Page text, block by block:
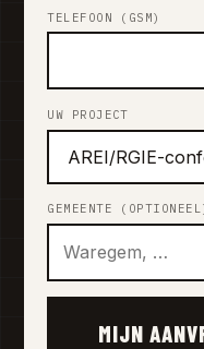
TELEFOON (GSM)
UW PROJECT
GEMEENTE
MIJN